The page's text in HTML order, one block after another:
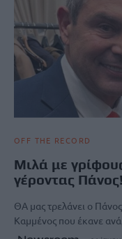
OFF THE RECORD
Μιλά με
γέροντας Πάνος!
ΘΑ μας τρελάνει ο
Καμμένος που έκανε